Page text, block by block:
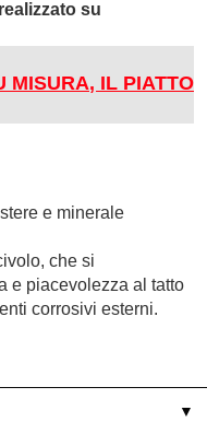
su
MISURA, IL PIATTO
e minerale
che si
e piacevolezza al tatto
corrosivi esterni.
▼